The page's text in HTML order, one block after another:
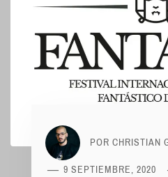
POR CHRISTIAN
9 SEPTIEMBRE, 2020